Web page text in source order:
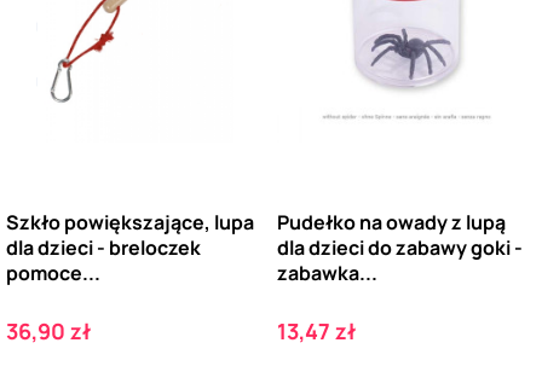
Szkło powiększające, lupa
dla dzieci - breloczek
pomoce...
Cena
36,90 zł
Pudełko na owady z lupą
dla dzieci do zabawy goki -
zabawka...
Cena
13,47 zł